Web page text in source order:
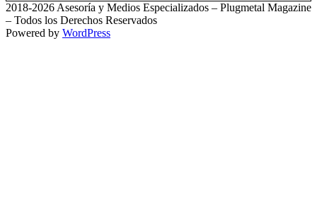
2018-2026 Asesoría y Medios Especializados – Plugmetal Magazine
– Todos los Derechos Reservados
Powered by WordPress